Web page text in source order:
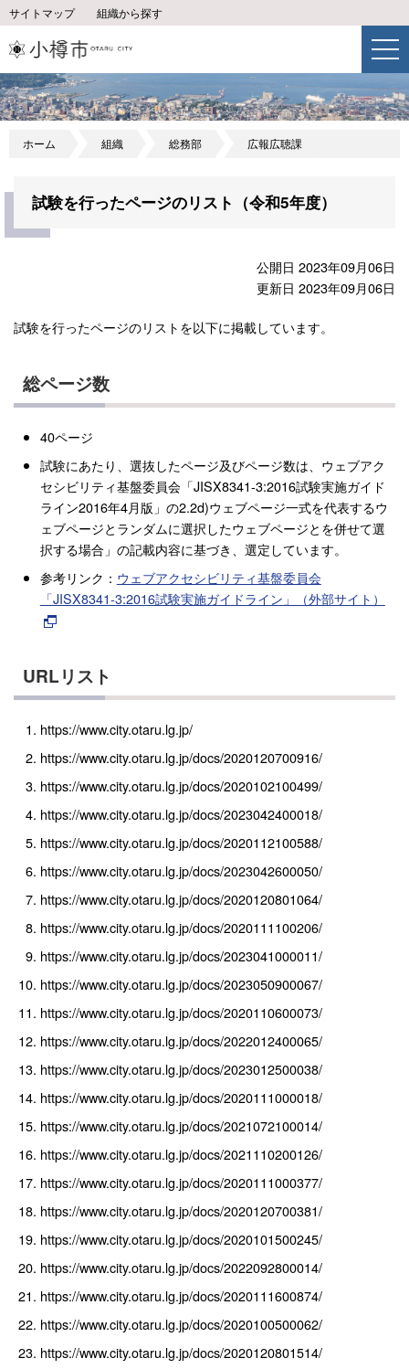
サイトマップ 組織から探す
ホーム 組織 総務部 広報広聴課
試験を行ったページのリスト（令和5年度）
公開日 2023年09月06日
更新日 2023年09月06日
試験を行ったページのリストを以下に掲載しています。
総ページ数
40ページ
試験にあたり、選抜したページ及びページ数は、ウェブアク
セシビリティ基盤委員会「JISX8341-3:2016試験実施ガイド
ライン2016年4月版」の2.2d)ウェブページ一式を代表するウ
ェブページとランダムに選択したウェブページとを併せて選
択する場合」の記載内容に基づき、選定しています。
参考リンク： ウェブアクセシビリティ基盤委員会
「JISX8341-3:2016試験実施ガイドライン」（外部サイト）
URLリスト
https://www.city.otaru.lg.jp/
https://www.city.otaru.lg.jp/docs/2020120700916/
https://www.city.otaru.lg.jp/docs/2020102100499/
https://www.city.otaru.lg.jp/docs/2023042400018/
https://www.city.otaru.lg.jp/docs/2020112100588/
https://www.city.otaru.lg.jp/docs/2023042600050/
https://www.city.otaru.lg.jp/docs/2020120801064/
https://www.city.otaru.lg.jp/docs/2020111100206/
https://www.city.otaru.lg.jp/docs/2023041000011/
https://www.city.otaru.lg.jp/docs/2023050900067/
https://www.city.otaru.lg.jp/docs/2020110600073/
https://www.city.otaru.lg.jp/docs/2022012400065/
https://www.city.otaru.lg.jp/docs/2023012500038/
https://www.city.otaru.lg.jp/docs/2020111000018/
https://www.city.otaru.lg.jp/docs/2021072100014/
https://www.city.otaru.lg.jp/docs/2021110200126/
https://www.city.otaru.lg.jp/docs/2020111000377/
https://www.city.otaru.lg.jp/docs/2020120700381/
https://www.city.otaru.lg.jp/docs/2020101500245/
https://www.city.otaru.lg.jp/docs/2022092800014/
https://www.city.otaru.lg.jp/docs/2020111600874/
https://www.city.otaru.lg.jp/docs/2020100500062/
https://www.city.otaru.lg.jp/docs/2020120801514/